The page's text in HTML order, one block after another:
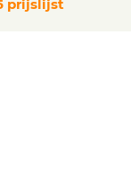
prijslijst